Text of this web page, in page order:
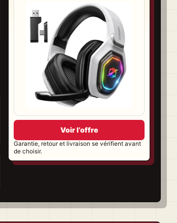
Voir l’offre
Garantie, retour et livraison se vérifient avant
de choisir.